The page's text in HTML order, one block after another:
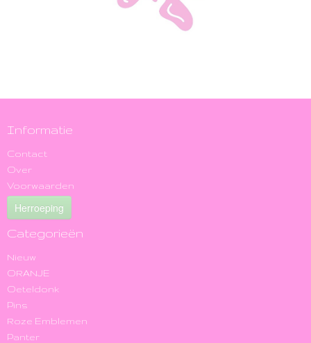
Informatie
Contact
Over
Voorwaarden
Herroeping
Categorieën
Nieuw
ORANJE
Oeteldonk
Pins
Roze Emblemen
Panter